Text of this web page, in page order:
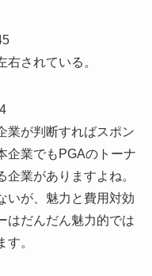
されている。
業が判断すればスポン
企業でもPGAのトーナ
企業がありますよね。
いが、魅力と費用対効
はだんだん魅力的では
。